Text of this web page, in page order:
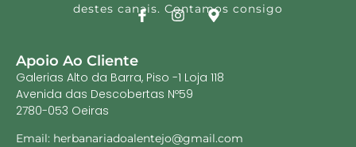
destes canais. Contamos consigo
Apoio Ao Cliente
Galerias Alto da Barra, Piso -1 Loja 118
Avenida das Descobertas Nº59
2780-053 Oeiras
Email: herbanariadoalentejo@gmail.com